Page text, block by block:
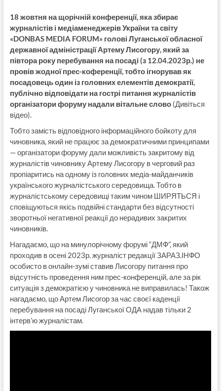
18 жовтня на щорічній конференції, яка збирає
журналістів і медіаменеджерів України та світу
«DONBAS MEDIA FORUM» голові Луганської обласної
державної адміністрації Артему Лисогору, який за
півтора року перебування на посаді (з 12.04.2023р.) не
провів жодної прес-коференції, тобто ігнорував як
посадовець один із головних елементів демократії,
публічно відповідати на гострі питання журналістів
організатори форуму надали вітальне слово(Дивіться
відео).
Тобто замість відповідного інформаційного бойкоту для
чиновника, який не працює за демократичними принципами
— організатори форуму дали можливість закритому від
журналістів чиновнику Артему Лисогору в черговий раз
пропіаритись на одному із головних медіа-майданчиків
українського журналістського середовища. Тобто в
журналістському середовищі таким чином ШИРЯТЬСЯ і
сповіщуються якісь подвійні стандарти без відсутності
зворотньої негативної реакції до нерадивих закритих
чиновників.
Нагадаємо, що на минулорічному форумі “ДМФ”, який
проходив в осені 2023р. журналіст редакції ЗАРАЗ.ІНФО
особисто в онлайн-зумі ставив Лисогору питання про
відсутність проведення ним прес-конференцій, але за рік
ситуація з демократією у чиновника не виправилась! Також
нагадаємо, що Артем Лисогор за час своєї каденції
перебування на посаді Луганської ОДА надав тільки 2
інтерв’ю журналістам.